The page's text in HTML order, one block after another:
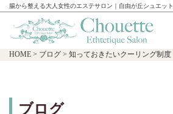
腸から整える大人女性のエステサロン｜自由が丘シュエット
HOME > ブログ > 知っておきたいクーリング制度
ブログ